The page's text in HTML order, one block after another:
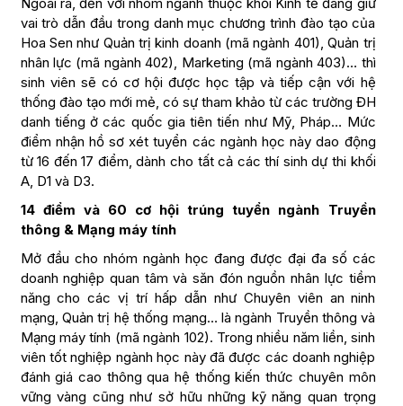
vai trò dẫn đầu trong danh mục chương trình đào tạo của
Hoa Sen như Quản trị kinh doanh (mã ngành 401), Quản trị
nhân lực (mã ngành 402), Marketing (mã ngành 403)… thì
sinh viên sẽ có cơ hội được học tập và tiếp cận với hệ
thống đào tạo mới mẻ, có sự tham khảo từ các trường ĐH
danh tiếng ở các quốc gia tiên tiến như Mỹ, Pháp… Mức
điểm nhận hồ sơ xét tuyển các ngành học này dao động
từ 16 đến 17 điểm, dành cho tất cả các thí sinh dự thi khối
A, D1 và D3.
14 điểm và 60 cơ hội trúng tuyển ngành Truyền
thông & Mạng máy tính
Mở đầu cho nhóm ngành học đang được đại đa số các
doanh nghiệp quan tâm và săn đón nguồn nhân lực tiềm
năng cho các vị trí hấp dẫn như Chuyên viên an ninh
mạng, Quản trị hệ thống mạng… là ngành Truyền thông và
Mạng máy tính (mã ngành 102). Trong nhiều năm liền, sinh
viên tốt nghiệp ngành học này đã được các doanh nghiệp
đánh giá cao thông qua hệ thống kiến thức chuyên môn
vững vàng cũng như sở hữu những kỹ năng quan trọng